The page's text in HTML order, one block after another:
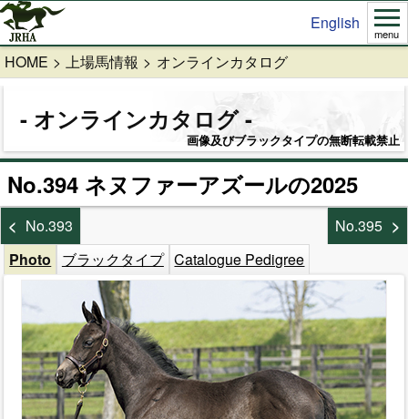
English
menu
HOME 上場馬情報 オンラインカタログ
オンラインカタログ
画像及びブラックタイプの無断転載禁止
No.394 ネヌファーアズールの2025
No.393
No.395
Photo
ブラックタイプ Catalogue Pedigree